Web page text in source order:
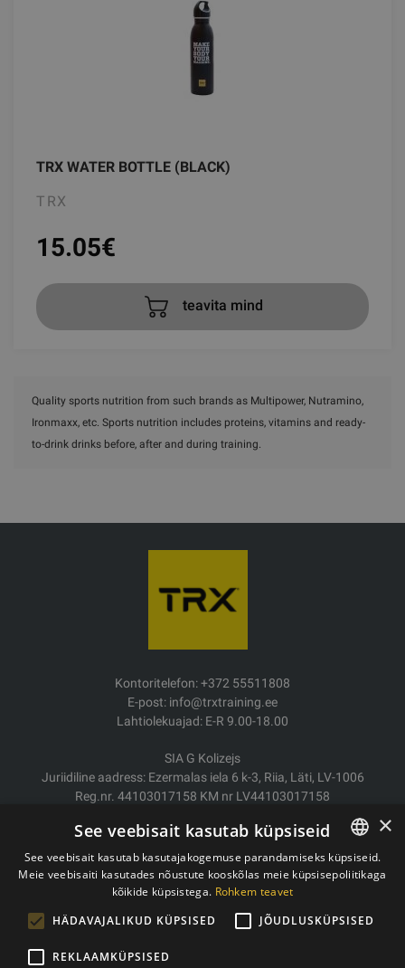
TRX WATER BOTTLE (BLACK)
TRX
15.05€
teavita mind
Quality sports nutrition from such brands as Multipower, Nutramino,
Ironmaxx, etc. Sports nutrition includes proteins, vitamins and ready-
to-drink drinks before, after and during training.
Kontoritelefon: +372 55511808
E-post: info@trxtraining.ee
Lahtiolekuajad: E-R 9.00-18.00
SIA G Kolizejs
Juriidiline aadress: Ezermalas iela 6 k-3, Riia, Läti, LV-1006
Reg.nr. 44103017158 KM nr LV44103017158
Kauba tarne/Tagastamine
Makse
Ostutingimused
Privaatsuspoliitika
ESTONIAN
×
See veebisait kasutab küpsiseid
See veebisait kasutab kasutajakogemuse parandamiseks küpsiseid.
Meie veebisaiti kasutades nõustute kooskõlas meie küpsisepoliitikaga
kõikide küpsistega. Rohkem teavet
HÄDAVAJALIKUD KÜPSISED
JÕUDLUSKÜPSISED
REKLAAMKÜPSISED